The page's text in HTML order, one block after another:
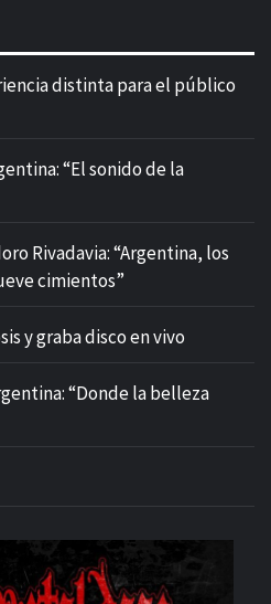
distinta para el público
“El sonido de la
Rivadavia: “Argentina, los
cimientos”
y graba disco en vivo
“Donde la belleza